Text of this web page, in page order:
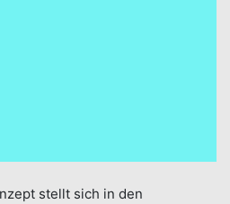
stellt sich in den